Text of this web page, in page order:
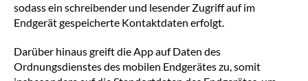
sodass ein schreibender und lesender Zugriff auf im
Endgerät gespeicherte Kontaktdaten erfolgt.
Darüber hinaus greift die App auf Daten des
Ordnungsdienstes des mobilen Endgerätes zu, somit